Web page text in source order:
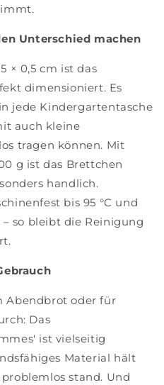
Unterschied machen
× 0,5 cm ist das
dimensioniert. Es
jede Kindergartentasche
auch kleine
tragen können. Mit
g ist das Brettchen
handlich.
bis 95 °C und
– so bleibt die Reinigung
Abendbrot oder für
Das
ist vielseitig
Material hält
stand. Und